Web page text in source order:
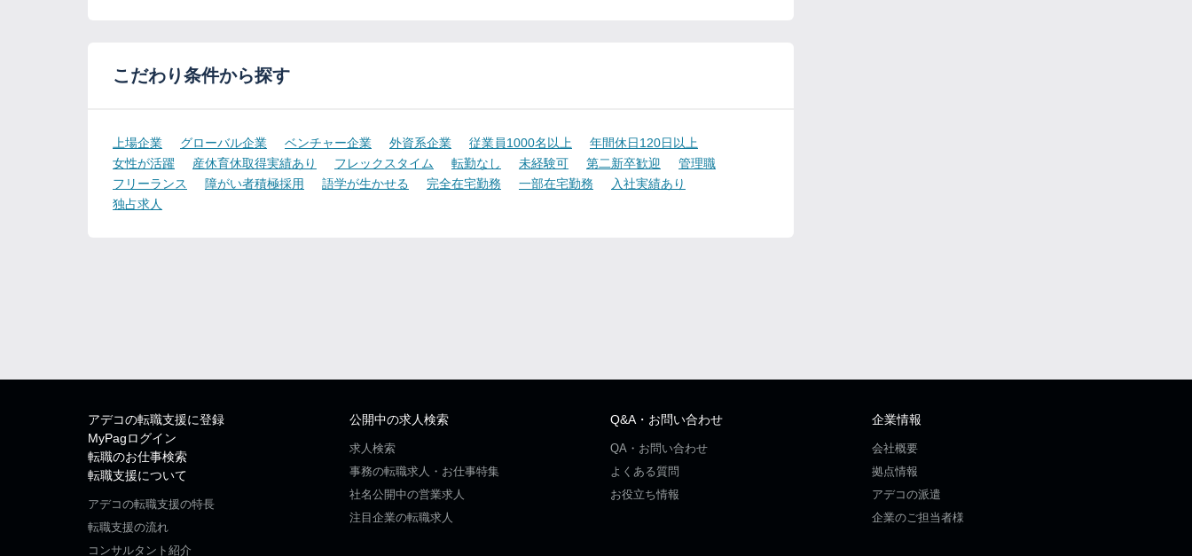
こだわり条件から探す
上場企業 グローバル企業 ベンチャー企業 外資系企業 従業員1000名以上
年間休日120日以上
女性が活躍
産休育休取得実績あり フレックスタイム 転勤なし 未経験可 第二新卒歓迎
管理職
フリーランス
障がい者積極採用 語学が生かせる 完全在宅勤務 一部在宅勤務
入社実績あり
独占求人
アデコの転職支援に登録
MyPagログイン
転職のお仕事検索
転職支援について
アデコの転職支援の特長
転職支援の流れ
コンサルタント紹介
公開中の求人検索
求人検索
事務の転職求人・お仕事特集
社名公開中の営業求人
注目企業の転職求人
Q&A・お問い合わせ
QA・お問い合わせ
よくある質問
お役立ち情報
企業情報
会社概要
拠点情報
アデコの派遣
企業のご担当者様